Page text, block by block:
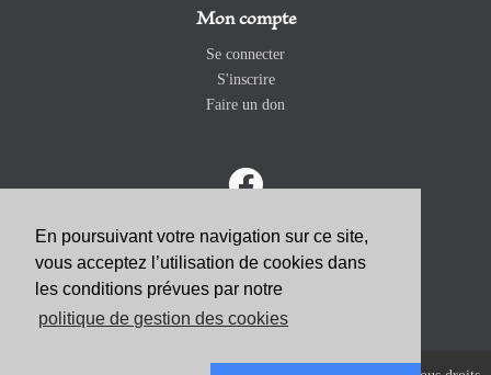
En poursuivant votre navigation sur ce site,
vous acceptez l’utilisation de cookies dans
les conditions prévues par notre
politique de gestion des cookies
Mon compte
Se connecter
S'inscrire
Faire un don
ABONNEZ-VOUS